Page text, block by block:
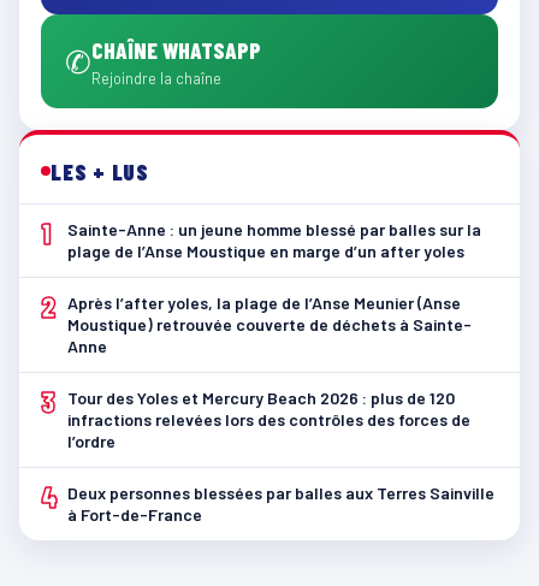
✆CHAÎNE WHATSAPP
Rejoindre la chaîne
LES + LUS
1
Sainte-Anne : un jeune homme blessé par balles sur la
plage de l’Anse Moustique en marge d’un after yoles
2 Après l’after yoles, la plage de l’Anse Meunier (Anse
Moustique) retrouvée couverte de déchets à Sainte-
Anne
3
Tour des Yoles et Mercury Beach 2026 : plus de 120
infractions relevées lors des contrôles des forces de
l’ordre
4 Deux personnes blessées par balles aux Terres Sainville
à Fort-de-France